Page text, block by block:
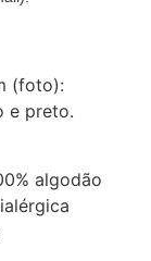
(foto):
e preto.
algodão